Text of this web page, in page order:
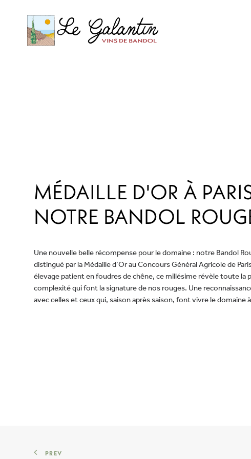
MÉDAILLE D'OR À
NOTRE BANDOL
Une nouvelle belle récompense pour le domaine : notre Bandol
distingué par la Médaille d’Or au Concours Général Agricole de
élevage patient en foudres de chêne, ce millésime révèle toute la
complexité qui font la signature de nos rouges. Une
avec celles et ceux qui, saison après saison, font vivre le domaine
PREV